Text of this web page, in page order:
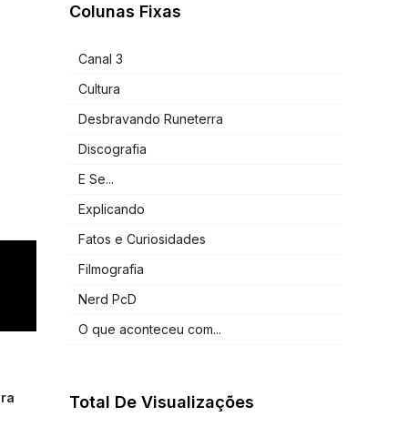
Colunas Fixas
Canal 3
Cultura
Desbravando Runeterra
Discografia
E Se...
Explicando
Fatos e Curiosidades
Filmografia
Nerd PcD
O que aconteceu com...
Total De Visualizações